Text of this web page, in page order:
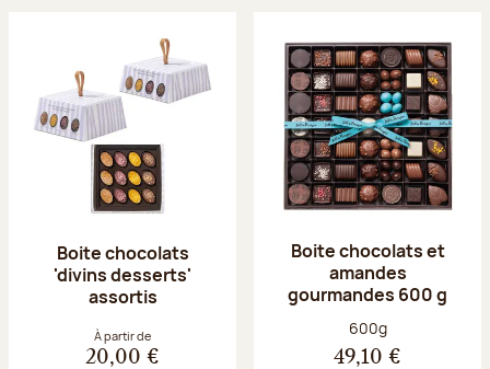
Boite chocolats
'divins desserts'
assortis
À partir de
20,00 €
Boite chocolats et
amandes
gourmandes 600 g
Poids net :
600g
49,10 €